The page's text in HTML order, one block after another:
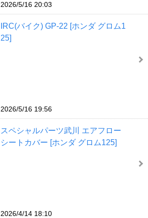
2026/5/16 20:03
IRC(バイク) GP-22 [ホンダ グロム1
25]
2026/5/16 19:56
スペシャルパーツ武川 エアフロー
シートカバー [ホンダ グロム125]
2026/4/14 18:10